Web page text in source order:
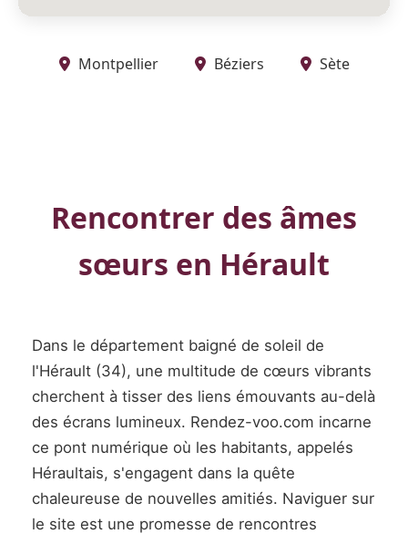
Montpellier Béziers Sète
Rencontrer des âmes
sœurs en Hérault
Dans le département baigné de soleil de
l'Hérault (34), une multitude de cœurs vibrants
cherchent à tisser des liens émouvants au-delà
des écrans lumineux. Rendez-voo.com incarne
ce pont numérique où les habitants, appelés
Héraultais, s'engagent dans la quête
chaleureuse de nouvelles amitiés. Naviguer sur
le site est une promesse de rencontres